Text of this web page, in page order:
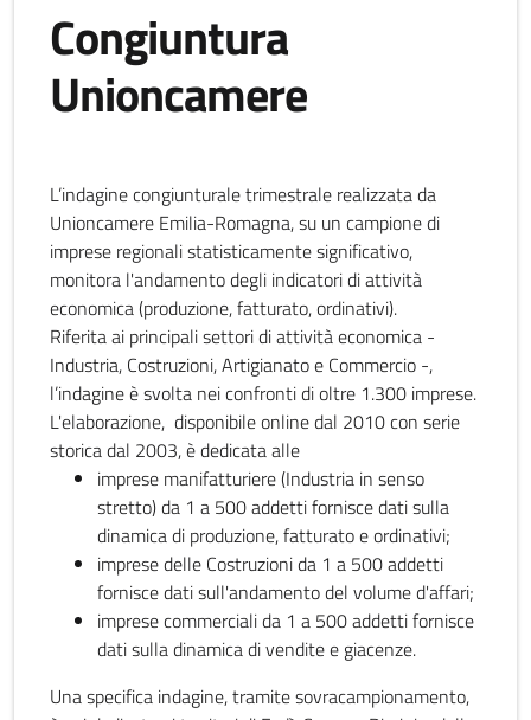
Congiuntura
Unioncamere
L’indagine congiunturale trimestrale realizzata da
Unioncamere Emilia-Romagna, su un campione di
imprese regionali statisticamente significativo,
monitora l'andamento degli indicatori di attività
economica (produzione, fatturato, ordinativi).
Riferita ai principali settori di attività economica -
Industria, Costruzioni, Artigianato e Commercio -,
l’indagine è svolta nei confronti di oltre 1.300 imprese.
L'elaborazione, disponibile online dal 2010 con serie
storica dal 2003, è dedicata alle
imprese manifatturiere (Industria in senso
stretto) da 1 a 500 addetti fornisce dati sulla
dinamica di produzione, fatturato e ordinativi;
imprese delle Costruzioni da 1 a 500 addetti
fornisce dati sull'andamento del volume d'affari;
imprese commerciali da 1 a 500 addetti fornisce
dati sulla dinamica di vendite e giacenze.
Una specifica indagine, tramite sovracampionamento,